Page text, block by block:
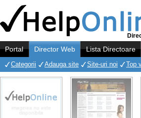
Portal Director Web Lista Directoare
Categorii Adauga site Site-uri noi Top